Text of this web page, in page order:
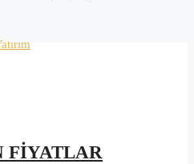
FİYATLAR